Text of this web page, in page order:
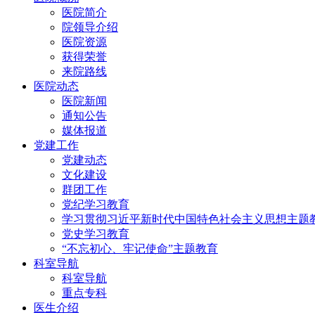
医院简介
院领导介绍
医院资源
获得荣誉
来院路线
医院动态
医院新闻
通知公告
媒体报道
党建工作
党建动态
文化建设
群团工作
党纪学习教育
学习贯彻习近平新时代中国特色社会主义思想主题
党史学习教育
“不忘初心、牢记使命”主题教育
科室导航
科室导航
重点专科
医生介绍